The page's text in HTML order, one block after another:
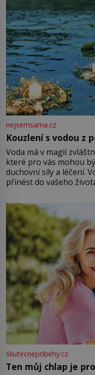
nejsemsama.cz
Kouzlení s vodou z
Voda má v magii
které pro vás mohou
duchovní síly a léčení.
přinést do vašeho
můžete obohatit své
větší harmonii a klid. Je
skutecnepribehy.cz
Ten můj chlap je